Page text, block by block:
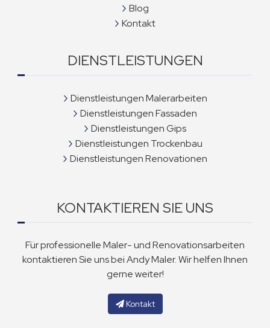
Blog
Kontakt
DIENSTLEISTUNGEN
Dienstleistungen Malerarbeiten
Dienstleistungen Fassaden
Dienstleistungen Gips
Dienstleistungen Trockenbau
Dienstleistungen Renovationen
KONTAKTIEREN SIE UNS
Für professionelle Maler- und Renovationsarbeiten
kontaktieren Sie uns bei Andy Maler. Wir helfen Ihnen
gerne weiter!
Kontakt